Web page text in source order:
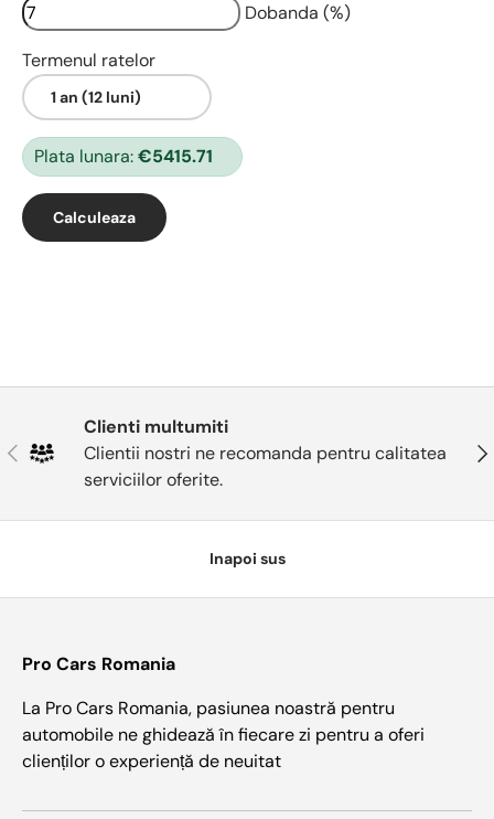
Dobanda (%)
Termenul ratelor
Plata lunara:€5415.71
Calculeaza
Anterior
Clienti multumiti
Clientii nostri ne recomanda pentru calitatea
serviciilor oferite.
Inapoi sus
Pro Cars Romania
La Pro Cars Romania, pasiunea noastră pentru
automobile ne ghidează în fiecare zi pentru a oferi
clienților o experiență de neuitat